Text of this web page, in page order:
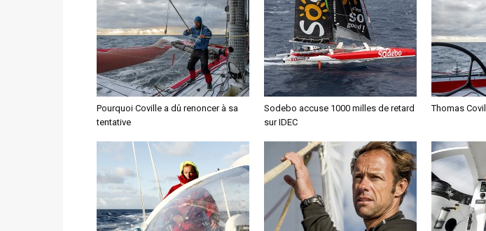
Pourquoi Coville a dû renoncer à sa
tentative
Sodebo accuse 1000 milles de retard
sur IDEC
Thomas